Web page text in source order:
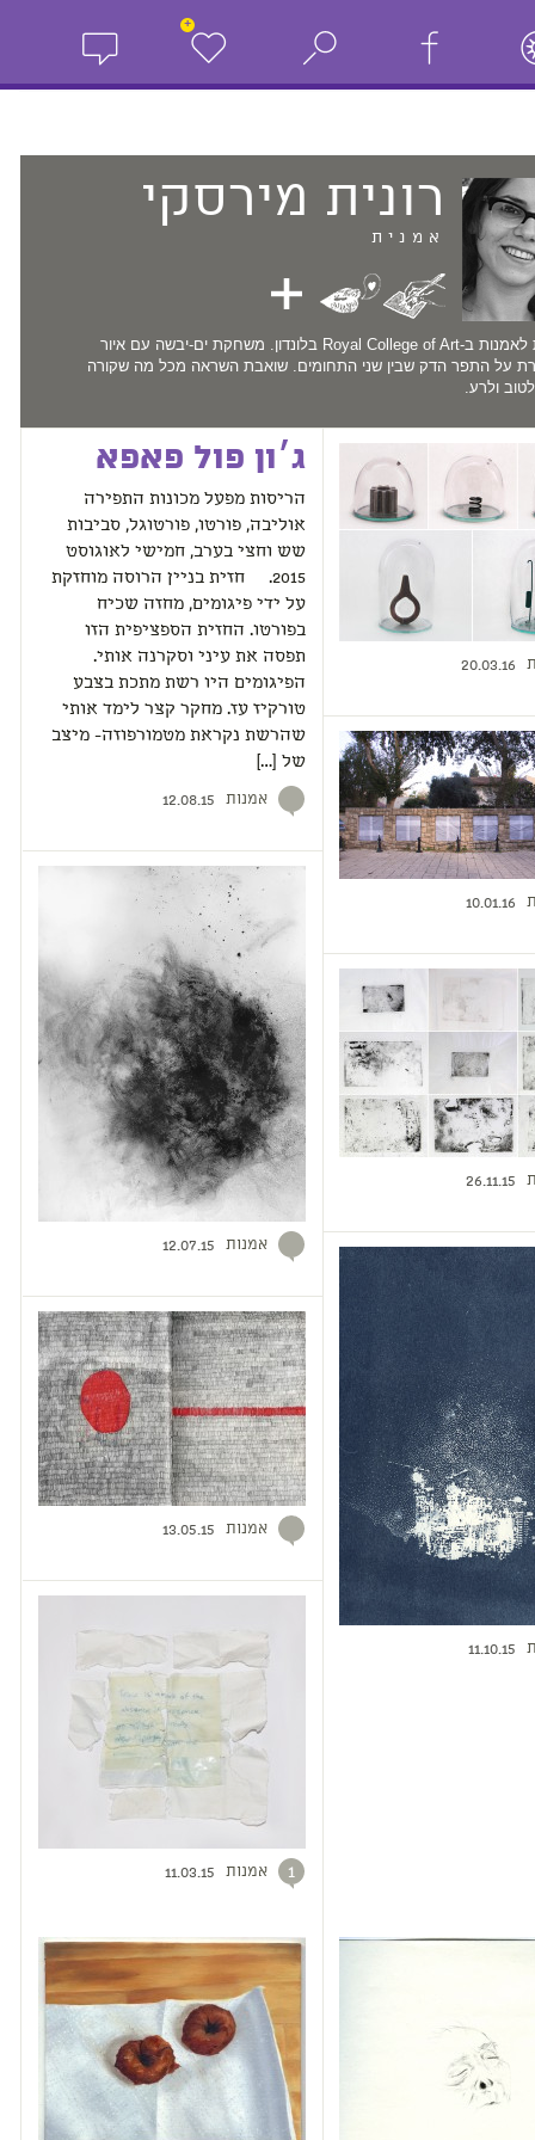
+
רונית מירסקי
אמנית
דוקטורנטית לאמנות ב-Royal College of Art בלונדון. משחקת ים-יבשה עם איור
על התפר הדק שבין שני התחומים. שואבת השראה מכל מה שקורה
ולרע.
20.03.16
10.01.16
26.11.15
11.10.15
ג׳ון פול פאפא
הריסות מפעל מכונות התפירה
אוליבה, פורטו, פורטוגל, סביבות
שש וחצי בערב, חמישי לאוגוסט
2015. חזית בניין הרוסה מוחזקת
על ידי פיגומים, מחזה שכיח
בפורטו. החזית הספציפית הזו
תפסה את עיני וסקרנה אותי.
הפיגומים היו רשת מתכת בצבע
טורקיז עז. מחקר קצר לימד אותי
שהרשת נקראת מטמורפוזה- מיצב
של […]
אמנות 12.08.15
אמנות 12.07.15
אמנות 13.05.15
1 אמנות 11.03.15